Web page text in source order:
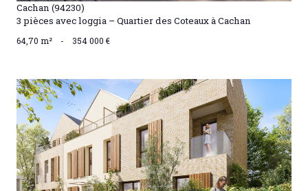
Cachan (94230)
3 pièces avec loggia – Quartier des Coteaux à Cachan
64,70 m² - 354 000 €